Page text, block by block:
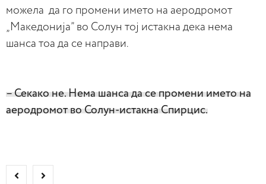
можела да го промени името на аеродромот
„Македонија” во Солун тој истакна дека нема
шанса тоа да се направи.
– Секако не. Нема шанса да се промени името на
аеродромот во Солун-истакна Спирцис.